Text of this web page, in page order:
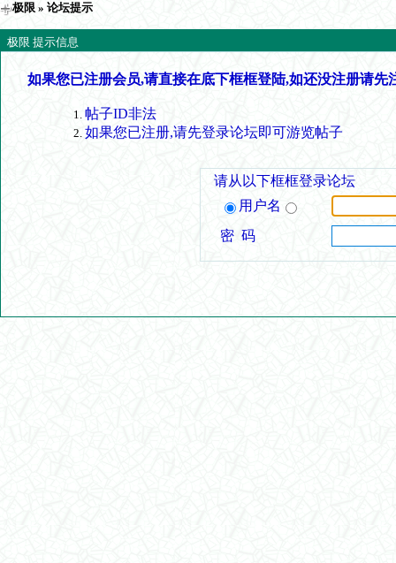
极限 » 论坛提示
极限 提示信息
如果您已注册会员,请直接在底下框框登陆,如还没注册请先
帖子ID非法
如果您已注册,请先登录论坛即可游览帖子
请从以下框框登录论坛
用户名
密 码